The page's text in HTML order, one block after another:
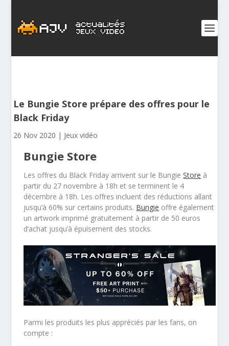
Le Bungie Store prépare des offres pour le
Black Friday
26 Nov 2020 | Jeux vidéo
Bungie Store
Les offres du Black Friday arrivent sur le BungieStore à
partir du 27 novembre à 18h et se terminent le 4
décembre à 18h. Les offres incluent des réductions allant
jusqu’à 60% sur certains produits. Bungie offre également
un artwork imprimé gratuitement à partir de 50 euros
d’achat jusqu’à épuisement des stocks.
Parmi les produits les plus appréciés par les fans, on
compte :